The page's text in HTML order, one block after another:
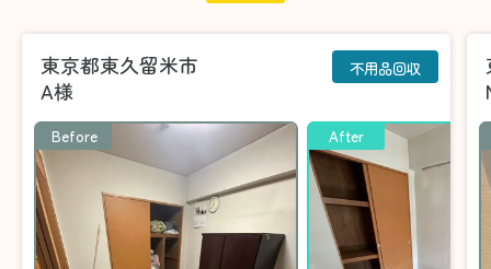
東京都東久留米市
A様
不用品回収
Before After